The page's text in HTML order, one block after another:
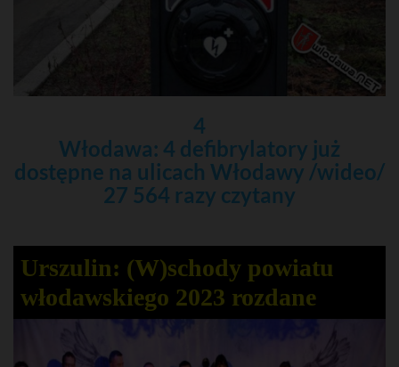
4
Włodawa: 4 defibrylatory już
dostępne na ulicach Włodawy /wideo/
27 564 razy czytany
Urszulin: (W)schody powiatu
włodawskiego 2023 rozdane